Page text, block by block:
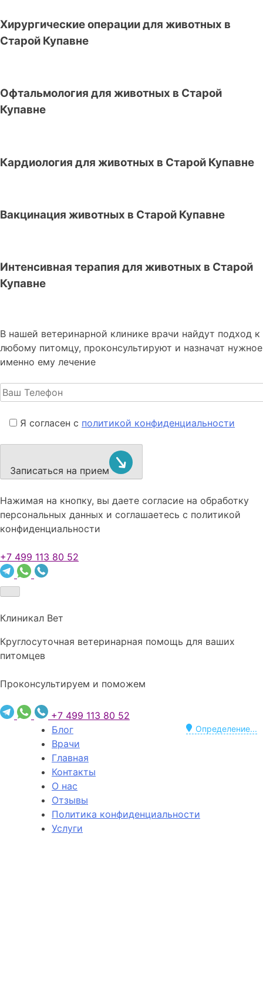
Хирургические операции для животных в
Старой Купавне
Офтальмология для животных в Старой
Купавне
Кардиология для животных в Старой Купавне
Вакцинация животных в Старой Купавне
Интенсивная терапия для животных в Старой
Купавне
В нашей ветеринарной клинике врачи найдут подход к
любому питомцу, проконсультируют и назначат нужное
именно ему лечение
Я согласен с политикой конфиденциальности
Записаться на прием
Нажимая на кнопку, вы даете согласие на обработку
персональных данных и соглашаетесь c политикой
конфиденциальности
+7 499 113 80 52
Клиникал Вет
Круглосуточная ветеринарная помощь для ваших
питомцев
Проконсультируем и поможем
+7 499 113 80 52
Определение...
Блог
Врачи
Главная
Контакты
О нас
Отзывы
Политика конфиденциальности
Услуги